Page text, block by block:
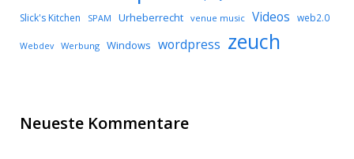
Slick's Kitchen SPAM Urheberrecht venue music Videos web2.0
Webdev Werbung Windows wordpress zeuch
Neueste Kommentare